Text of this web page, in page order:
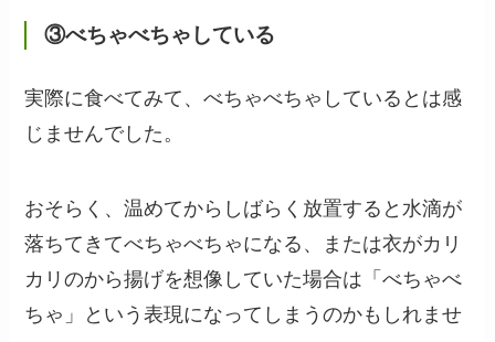
③べちゃべちゃしている
実際に食べてみて、べちゃべちゃしているとは感
じませんでした。
おそらく、温めてからしばらく放置すると水滴が
落ちてきてべちゃべちゃになる、または衣がカリ
カリのから揚げを想像していた場合は「べちゃべ
ちゃ」という表現になってしまうのかもしれませ